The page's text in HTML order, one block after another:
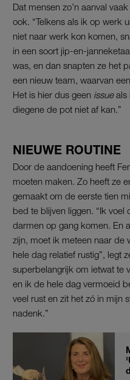
Dat mensen zo’n aanval
ook. “Telkens als ik op werk
niet naar werk kon komen,
in een soort jip-en-
was, en dan snapten ze het
een nieuw team, waarvan
Het is hier dus geen issueals
diegene de pot niet af kan.”
NIEUWE ROUTINE
Door de aandoening heeft
moeten maken. Zo heeft ze
gemaakt om de eerste tien
bed te blijven liggen. “Ik voel
darmen op gang komen. En
zijn, moet ik meteen naar de
hele dag relatief rustig”, legt
superbelangrijk om ietwat te
en ik de hele dag vermoeid
veel rust en zit het zó in mijn
nadenk.”